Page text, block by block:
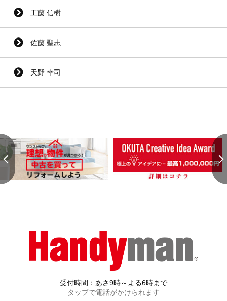
工藤 信樹
佐藤 聖志
天野 幸司
受付時間：あさ9時～よる6時まで
タップで電話がかけられます